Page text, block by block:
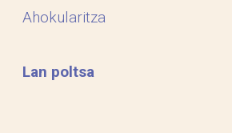
Ahokularitza
Lan poltsa